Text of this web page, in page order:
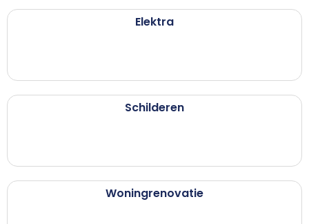
Elektra
Schilderen
Woningrenovatie